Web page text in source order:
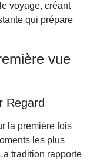
voyage, créant
qui prépare
vue
Regard
la première fois
les plus
tradition rapporte